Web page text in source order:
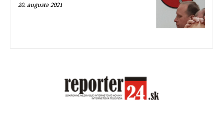
20. augusta 2021